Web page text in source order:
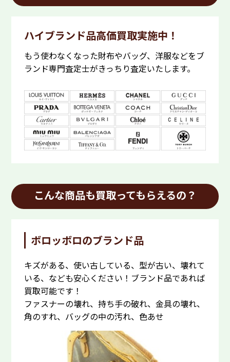
ハイブランド品高価買取実施中！
もう使わなくなった財布やバッグ、洋服などをブ
ランド専門査定士がきっちり査定いたします。
こんな商品も買取ってもらえるの？
ボロッボロのブランド品
キズがある、使い古している、型が古い、壊れて
いる、なども安心ください！ブランド品であれば
買取可能です！
ファスナーの壊れ、持ち手の破れ、金具の壊れ、
角のすれ、バッグの中の汚れ、色あせ